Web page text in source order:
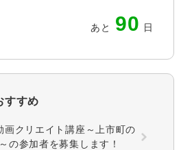
あと 90 日
すすめ
画クリエイト講座～上市町の
の参加者を募集します！